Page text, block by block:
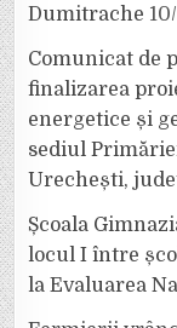
Dumitrache
Comunicat de
finalizarea
energetice și
sediul
Urechești,
Școala
locul I între
la Evaluarea